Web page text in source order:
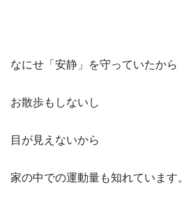
なにせ「安静」を守っていたから
お散歩もしないし
目が見えないから
家の中での運動量も知れています。